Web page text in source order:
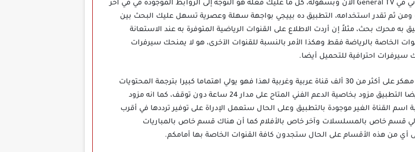
بخطوات بسيطة تقدر تحميل تطبيق جنرال تي في General TV الآن وبسهولة، كل ما عليك فعله هو التوجه إلى الروابط الموجودة في في آخر
ثم تقدر استخدامه، التطبيق ده بييجي بواجهة سهلة وعصرية تسهل عليك البحث بين
به محرك بحث، مثلاً إن أردت الاطلاع على القنوات الرياضية المتوفرة به عند الاستعانة
الخاصة بالرياضة فقط وهكذا الأمر بالنسبة للقنوات الآخرى، هو لا يمنحك سيرفرات
احترافية للتحميل أيضا.
General TV Pro مهكر على أكثر من 30 ألف قناة عربية وغربية لهذا فهو يولي اهتماما كبيرا بترجمة المحتويات
الأجنبية ترجمة احترافية خالية من الأخطاء، أيضا التطبيق مزود بخاصية الدعم الفني المتاح على مدار 24 ساعة دون توقف، كما انه مزود
القناة الغير موجودة بالتطبيق وعلى الحال ستعمل الإدراة على توفير ترددها في أقرب
قسم خاص بالمسلسلات وآخر خاص بالأفلام كما أن هناك قسم خاص بالمباريات
أي من هذه الأقسام على الحال ستجدون كافة القنوات الخاصة بها أمامكم.